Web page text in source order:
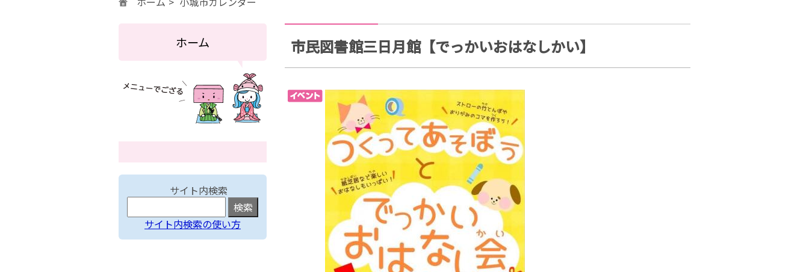
市民図書館三日月館【でっかいおはなしかい】
ホーム
サイト内検索
サイト内検索の使い方